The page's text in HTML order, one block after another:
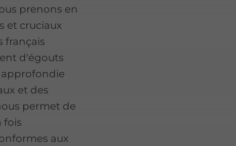
prenons en
et cruciaux
français
d'égouts
approfondie
et des
permet de
fois
aux